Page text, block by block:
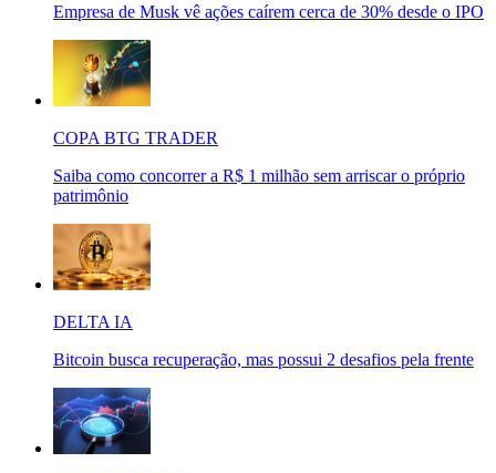
Empresa de Musk vê ações caírem cerca de 30% desde o IPO
COPA BTG TRADER
Saiba como concorrer a R$ 1 milhão sem arriscar o próprio
patrimônio
DELTA IA
Bitcoin busca recuperação, mas possui 2 desafios pela frente